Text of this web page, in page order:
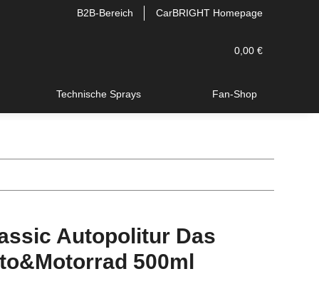
B2B-Bereich CarBRIGHT Homepage
0,00 €
Technische Sprays Fan-Shop
Autopolitur Das
500ml